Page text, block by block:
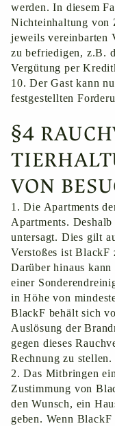
werden. In diesem
Nichteinhaltung von
jeweils vereinbarten
zu befriedigen, z.B.
Vergütung per
Der Gast kann
festgestellten
§4
VON
1. Die Apartments
Apartments.
untersagt. Dies gilt
Verstoßes ist
Darüber hinaus
einer
in Höhe von
BlackF behält sich
Auslösung der
gegen dieses
Rechnung zu stellen.
2. Das Mitbringen
Zustimmung von
den Wunsch, ein
geben. Wenn